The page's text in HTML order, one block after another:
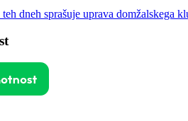
dneh sprašuje uprava domžalskega